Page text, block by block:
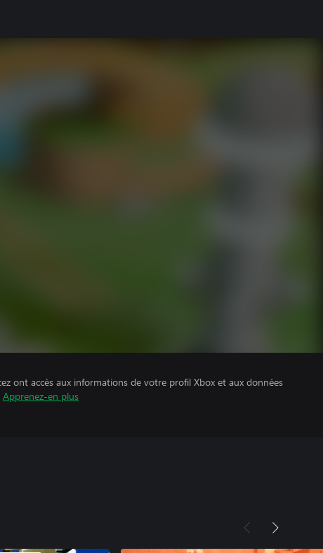
ont accès aux informations de votre profil Xbox et aux données
Apprenez-en plus